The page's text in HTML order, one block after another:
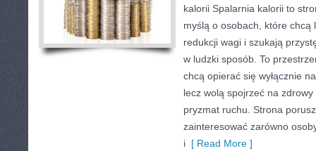
kalorii Spalarnia kalorii to
myślą o osobach, które chcą
redukcji wagi i szukają
w ludzki sposób. To
chcą opierać się wyłącznie
lecz wolą spojrzeć na
pryzmat ruchu. Strona
zainteresować zarówno
i [ Read More ]